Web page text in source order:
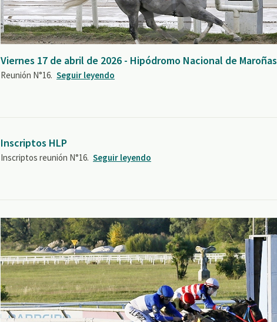
Viernes 17 de abril de 2026 - Hipódromo Nacional de Maroñas
Reunión N°16. Seguir leyendo
Inscriptos HLP
Inscriptos reunión N°16. Seguir leyendo